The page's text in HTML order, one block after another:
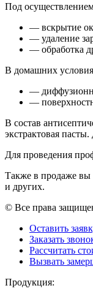
Под
— вскрытие
— удаление
— обработка
В домашних
—
—
В состав
экстрактовая
Для проведения
Также в продаже вы
и других.
© Все права
Оставить
Заказать
Рассчитать
Вызвать
Продукция: